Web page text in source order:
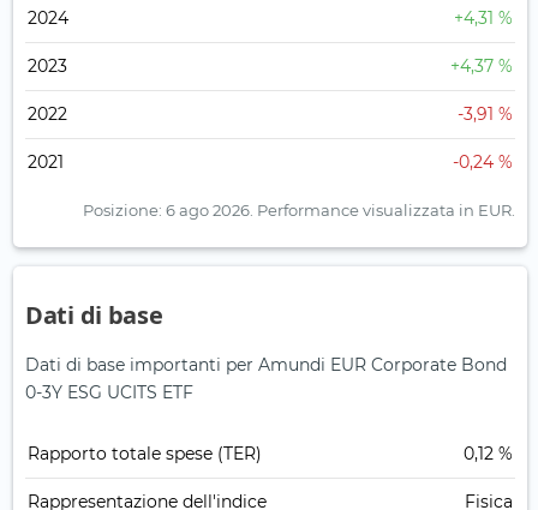
2024 +4,31 %
2023 +4,37 %
2022 -3,91 %
2021 -0,24 %
Posizione: 6 ago 2026. Performance visualizzata in EUR.
Dati di base
Dati di base importanti per Amundi EUR Corporate Bond
0-3Y ESG UCITS ETF
Rapporto totale spese (TER) 0,12 %
Rappresentazione dell'indice Fisica